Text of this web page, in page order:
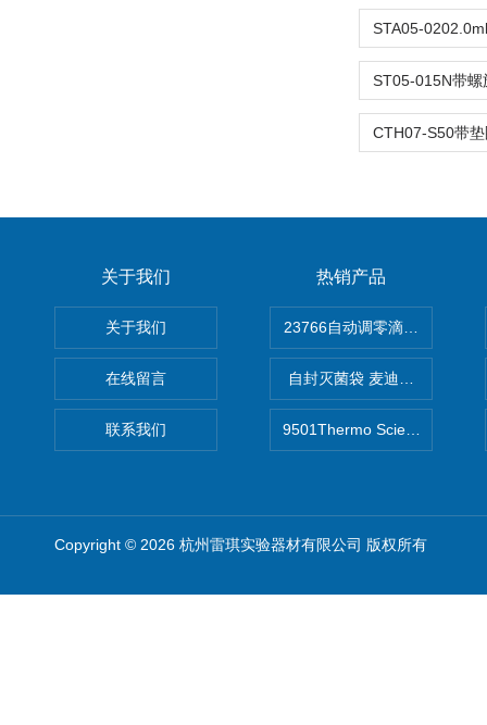
关于我们
关于我们
在线留言
联系我们
热销产品
自封灭菌袋 麦迪康Medicom
9501Thermo Scientific S1移
Copyright © 2026 杭州雷琪实验器材有限公司 版权所有